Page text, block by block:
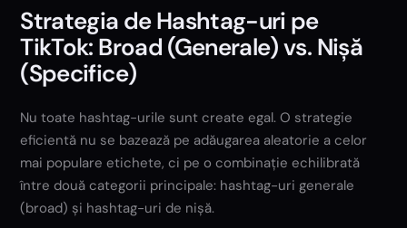
Strategia de Hashtag-uri pe
TikTok: Broad (Generale) vs. Nișă
(Specifice)
Nu toate hashtag-urile sunt create egal. O strategie
eficientă nu se bazează pe adăugarea aleatorie a celor
mai populare etichete, ci pe o combinație echilibrată
între două categorii principale: hashtag-uri generale
(broad) și hashtag-uri de nișă.